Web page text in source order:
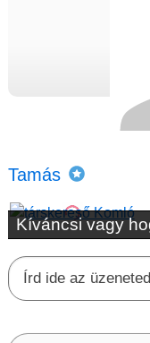
Tamás
Kíváncsi vagy